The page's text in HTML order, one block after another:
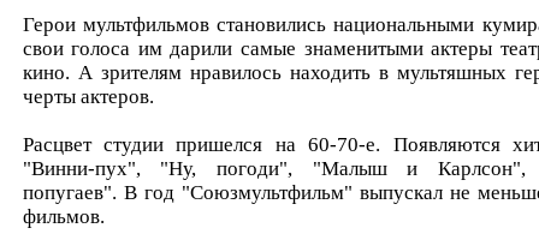
Герои мультфильмов становились национальными
свои голоса им дарили самые знаменитыми актеры
кино. А зрителям нравилось находить в мультяшных
черты актеров.
Расцвет студии пришелся на 60-70-е. Появляются
"Винни-пух", "Ну, погоди", "Малыш и Карлсон",
попугаев". В год "Союзмультфильм" выпускал не
фильмов.